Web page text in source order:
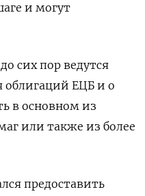
и могут
сих пор ведутся
облигаций ЕЦБ и о
в основном из
или также из более
предоставить